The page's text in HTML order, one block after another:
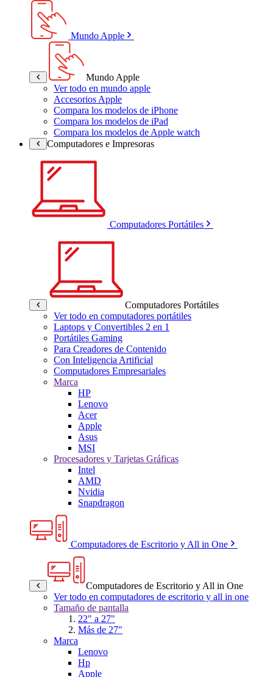
Mundo Apple
Mundo Apple
Ver todo en mundo apple
Accesorios Apple
Compara los modelos de iPhone
Compara los modelos de iPad
Compara los modelos de Apple watch
Computadores e Impresoras
Computadores Portátiles
Computadores Portátiles
Ver todo en computadores portátiles
Laptops y Convertibles 2 en 1
Portátiles Gaming
Para Creadores de Contenido
Con Inteligencia Artificial
Computadores Empresariales
Marca
HP
Lenovo
Acer
Apple
Asus
MSI
Procesadores y Tarjetas Gráficas
Intel
AMD
Nvidia
Snapdragon
Computadores de Escritorio y All in One
Computadores de Escritorio y All in One
Ver todo en computadores de escritorio y all in one
Tamaño de pantalla
22" a 27"
Más de 27"
Marca
Lenovo
Hp
Apple